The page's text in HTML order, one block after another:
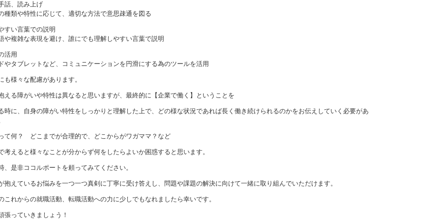
話、読み上げ
種類や特性に応じて、適切な方法で意思疎通を図る
すい言葉での説明
や複雑な表現を避け、誰にでも理解しやすい言葉で説明
活用
やタブレットなど、コミュニケーションを円滑にする為のツールを活用
も様々な配慮があります。
える障がいや特性は異なると思いますが、最終的に【企業で働く】ということを
時に、自身の障がい特性をしっかりと理解した上で、どの様な状況であれば長く働き続けられるのかをお伝えしていく必要があ
て何？ どこまでが合理的で、どこからがワガママ？など
考えると様々なことが分からず何をしたらよいか困惑すると思います。
、是非ココルポートを頼ってみてください。
抱えているお悩みを一つ一つ真剣に丁寧に受け答えし、問題や課題の解決に向けて一緒に取り組んでいただけます。
これからの就職活動、転職活動への力に少しでもなれましたら幸いです。
張っていきましょう！